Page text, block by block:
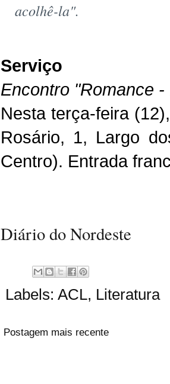
acolhê-la".
Serviço
Encontro "Romance
Nesta terça-feira
Rosário, 1, Largo
Centro). Entrada
Diário do Nordeste
Labels: ACL, Literatura
Postagem mais recente